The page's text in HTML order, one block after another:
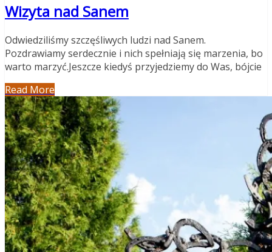
Wizyta nad Sanem
Odwiedziliśmy szczęśliwych ludzi nad Sanem.
Pozdrawiamy serdecznie i nich spełniają się marzenia, bo
warto marzyć.Jeszcze kiedyś przyjedziemy do Was, bójcie
Read More